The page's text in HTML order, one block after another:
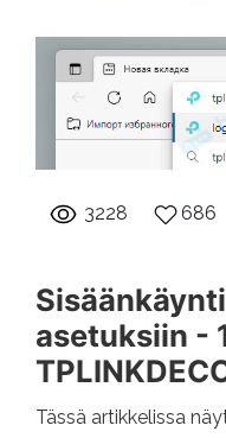
3228 686
asetuksiin -
Tässä artikkelissa